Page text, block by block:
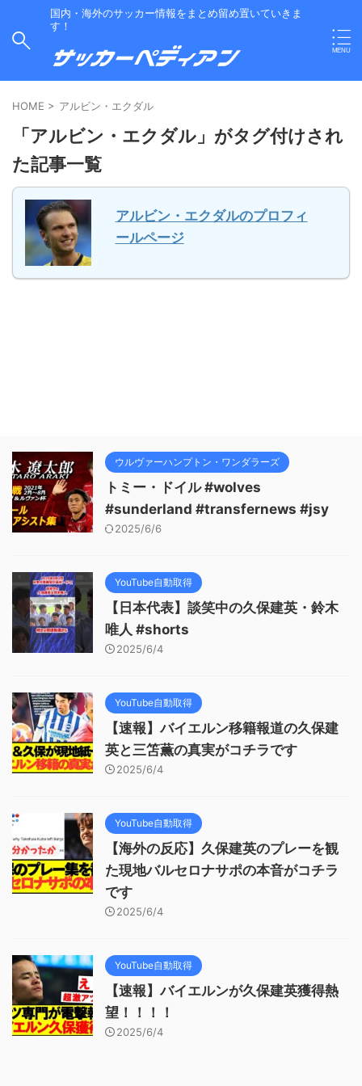
国内・海外のサッカー情報をまとめ留め置いていきま
す！
HOME > アルビン・エクダル
「アルビン・エクダル」がタグ付けされ
た記事一覧
アルビン・エクダルのプロフィ
ールページ
ウルヴァーハンプトン・ワンダラーズ
トミー・ドイル #wolves
#sunderland #transfernews #jsy
2025/6/6
YouTube自動取得
【日本代表】談笑中の久保建英・鈴木
唯人 #shorts
2025/6/4
YouTube自動取得
【速報】バイエルン移籍報道の久保建
英と三笘薫の真実がコチラです
2025/6/4
YouTube自動取得
【海外の反応】久保建英のプレーを観
た現地バルセロナサポの本音がコチラ
です
2025/6/4
YouTube自動取得
【速報】バイエルンが久保建英獲得熱
望！！！！
2025/6/4